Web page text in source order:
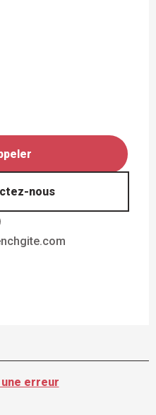
nous
erreur